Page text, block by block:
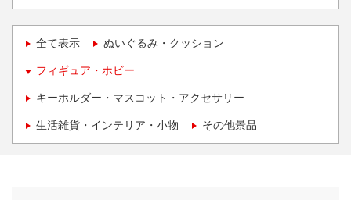
全て表示 ぬいぐるみ・クッション
フィギュア・ホビー
キーホルダー・マスコット・アクセサリー
生活雑貨・インテリア・小物 その他景品